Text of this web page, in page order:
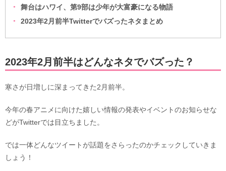
舞台はハワイ、第9部は少年が大富豪になる物語
2023年2月前半Twitterでバズったネタまとめ
2023年2月前半はどんなネタでバズった？
寒さが日増しに深まってきた2月前半。
今年の春アニメに向けた嬉しい情報の発表やイベントのお知らせな
どがTwitterでは目立ちました。
では一体どんなツイートが話題をさらったのかチェックしていきま
しょう！